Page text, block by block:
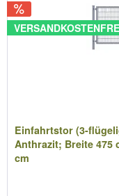
Einfahrtstor (3-
Anthrazit; Breite 475
cm